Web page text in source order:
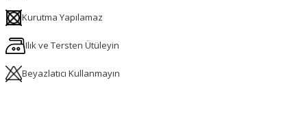
Kurutma Yapılamaz
Ilık ve Tersten Ütüleyin
Beyazlatıcı Kullanmayın